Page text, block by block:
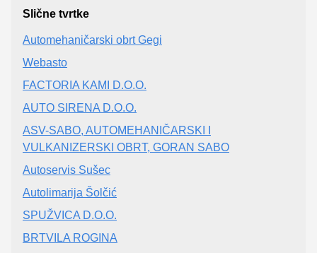
Slične tvrtke
Automehaničarski obrt Gegi
Webasto
FACTORIA KAMI D.O.O.
AUTO SIRENA D.O.O.
ASV-SABO, AUTOMEHANIČARSKI I
VULKANIZERSKI OBRT, GORAN SABO
Autoservis Sušec
Autolimarija Šolčić
SPUŽVICA D.O.O.
BRTVILA ROGINA